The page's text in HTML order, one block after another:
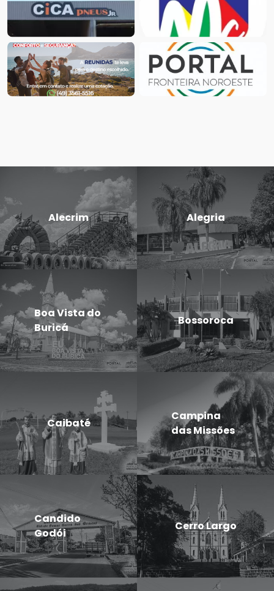
Alecrim Alegria
Boa Vista do
Buricá
Bossoroca
Caibaté
Campina
das Missões
Candido
Godói
Cerro Largo